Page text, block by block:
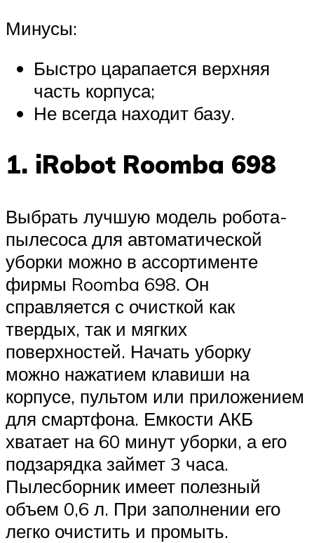
Минусы:
Быстро царапается верхняя
часть корпуса;
Не всегда находит базу.
1. iRobot Roomba 698
Выбрать лучшую модель робота-
пылесоса для автоматической
уборки можно в ассортименте
фирмы Roomba 698. Он
справляется с очисткой как
твердых, так и мягких
поверхностей. Начать уборку
можно нажатием клавиши на
корпусе, пультом или приложением
для смартфона. Емкости АКБ
хватает на 60 минут уборки, а его
подзарядка займет 3 часа.
Пылесборник имеет полезный
объем 0,6 л. При заполнении его
легко очистить и промыть.